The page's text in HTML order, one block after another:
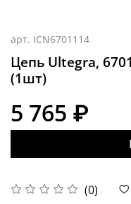
арт. ICN6701114
Цепь Ultegra,
(1шт)
(0)
5 765 ₽